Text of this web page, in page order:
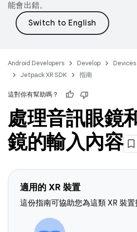
能會出錯。
Android Developers Develop Devices
Jetpack XR SDK
指南
這對你有幫助嗎？
處理音訊眼鏡
鏡的輸入內容
適用的 XR 裝置
這份指南可協助您為這類 XR 裝置